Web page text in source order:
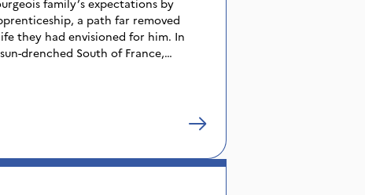
family’s expectations by
a path far removed
they had envisioned for him. In
drenched South of France,
questions and pressures weigh
On the construction sites,
Ukrainian colleague, shakes
the door to unexpected